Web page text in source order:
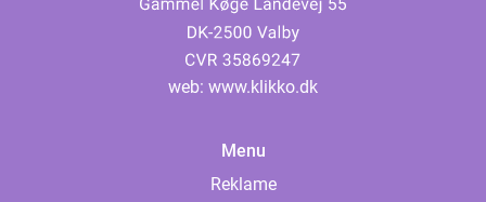
web: www.klikko.dk
Menu
Reklame